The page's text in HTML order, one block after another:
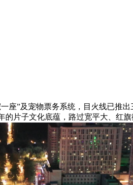
”及宠物票务系统，目火线已推出
片子文化底蕴，路过宽平大、红旗